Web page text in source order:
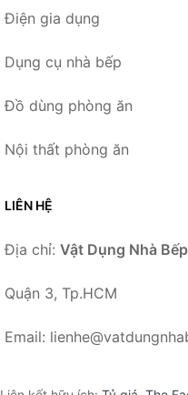
Điện gia dụng
Dụng cụ nhà bếp
Đồ dùng phòng ăn
Nội thất phòng ăn
LIÊN HỆ
Địa chỉ: Vật Dụng Nhà Bếp
Quận 3, Tp.HCM
Email: